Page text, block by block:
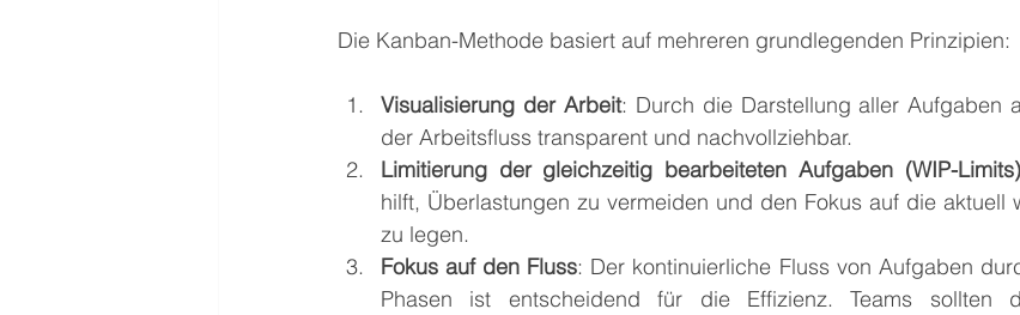
Die Kanban-Methode basiert auf mehreren grundlegenden Prinzipien:
Visualisierung der Arbeit: Durch die Darstellung aller Aufgaben
der Arbeitsfluss transparent und nachvollziehbar.
Limitierung der gleichzeitig bearbeiteten Aufgaben (WIP-Limits)
hilft, Überlastungen zu vermeiden und den Fokus auf die aktuell
zu legen.
Fokus auf den Fluss: Der kontinuierliche Fluss von Aufgaben
Phasen ist entscheidend für die Effizienz. Teams sollten